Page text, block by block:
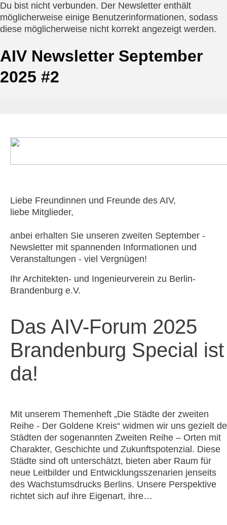
Du bist nicht verbunden. Der Newsletter enthält
möglicherweise einige Benutzerinformationen, sodass
diese möglicherweise nicht korrekt angezeigt werden.
AIV Newsletter September
2025 #2
Liebe Freundinnen und Freunde des AIV,
liebe Mitglieder,
anbei erhalten Sie unseren zweiten September -
Newsletter mit spannenden Informationen und
Veranstaltungen - viel Vergnügen!
Ihr Architekten- und Ingenieurverein zu Berlin-
Brandenburg e.V.
Das AIV-Forum 2025
Brandenburg Special ist
da!
Mit unserem Themenheft „Die Städte der zweiten
Reihe - Der Goldene Kreis“ widmen wir uns gezielt
Städten der sogenannten Zweiten Reihe – Orten mit
Charakter, Geschichte und Zukunftspotenzial. Diese
Städte sind oft unterschätzt, bieten aber Raum für
neue Leitbilder und Entwicklungsszenarien jenseits
des Wachstumsdrucks Berlins. Unsere Perspektive
richtet sich auf ihre Eigenart, ihre…